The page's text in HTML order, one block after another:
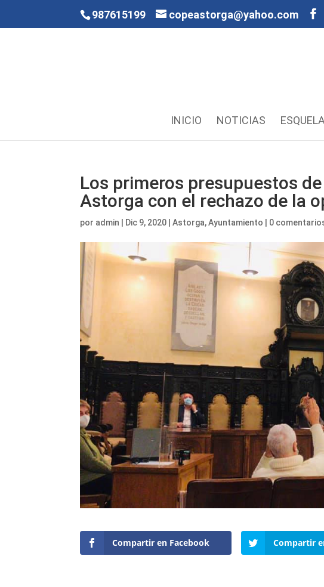
987615199 copeastorga@yahoo.com
INICIO NOTICIAS
Los primeros presupuestos
Astorga con el rechazo de la
por admin Dic 9, 2020 |Astorga,Ayuntamiento 0
Compartir en Facebook Compartir